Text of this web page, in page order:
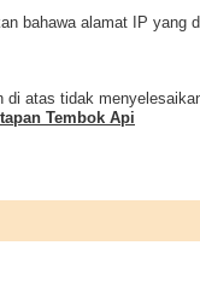
bahawa alamat IP
di atas tidak
Tembok Api